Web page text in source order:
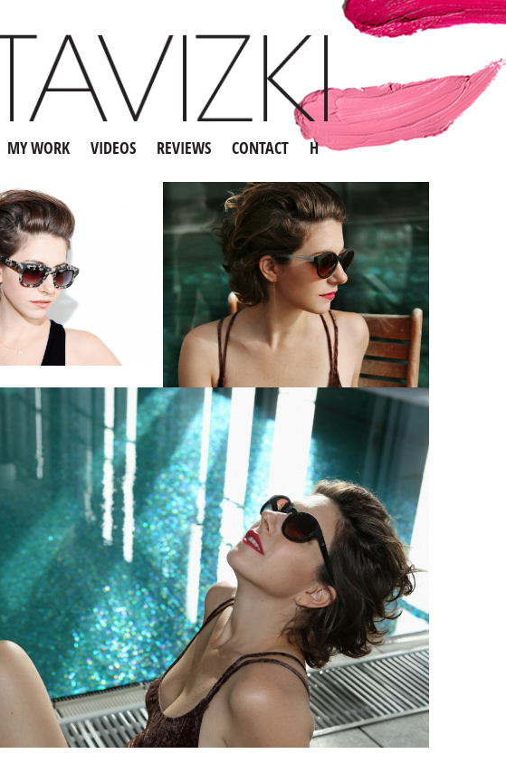
H
CONTACT
REVIEWS
VIDEOS
MY WORK